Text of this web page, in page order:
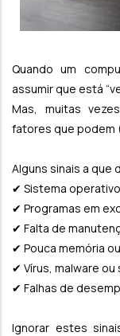
Quando um
assumir que está
Mas, muitas
fatores que podem
Alguns sinais a que
✔ Sistema
✔ Programas em
✔ Falta de
✔ Pouca memória
✔ Vírus, malware
✔ Falhas de
Ignorar estes